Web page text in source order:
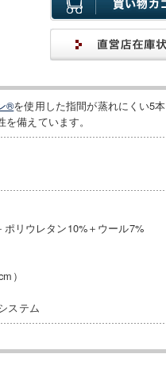
®を使用した指間が蒸れにくい5
備えています。
ポリウレタン10%＋ウール7%
）
ステム